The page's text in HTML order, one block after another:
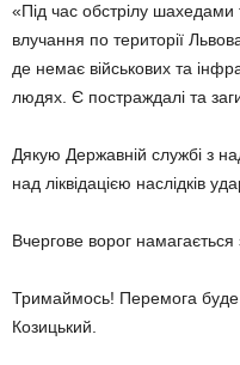
«Під час обстрілу
влучання по території
де немає військових та
людях. Є постраждалі та
Дякую Державній службі з
над ліквідацією наслідків
Вчергове ворог
Тримаймось! Перемога
Козицький.